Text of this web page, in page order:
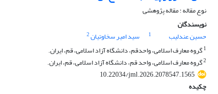
نوع مقاله : مقاله پژوهشی
نویسندگان
حسین عندلیب
1 سید امیر سخاوتیان2
1گروه معارف اسلامی، واحدقم، دانشگاه آزاد اسلامی، قم، ایران.
2گروه معارف اسلامی، واحد قم، دانشگاه آزاد اسلامی، قم، ایران.
10.22034/jml.2026.2078547.1565
چکیده